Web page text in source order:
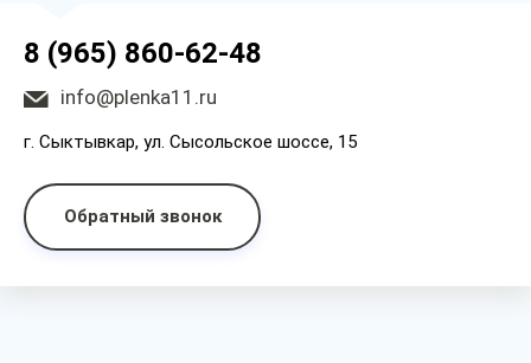
8 (965) 860-62-48
info@plenka11.ru
г. Сыктывкар, ул. Сысольское шоссе, 15
Обратный звонок